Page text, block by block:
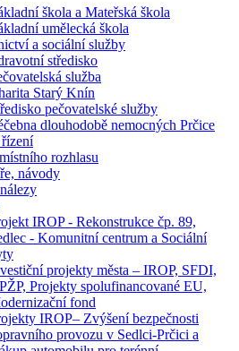
škola a Mateřská škola
umělecká škola
a sociální služby
středisko
služba
Starý Knín
pečovatelské služby
dlouhodobě nemocných Prčice
rozhlasu
návody
IROP - Rekonstrukce čp. 89,
- Komunitní centrum a Sociální
projekty města – IROP, SFDI,
Projekty spolufinancované EU,
fond
IROP– Zvýšení bezpečnosti
provozu v Sedlci-Prčici a